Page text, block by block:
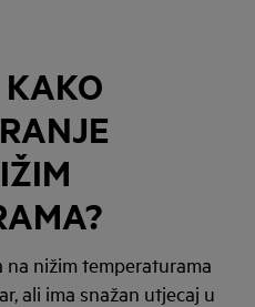
nižim temperaturama
ali ima snažan utjecaj u